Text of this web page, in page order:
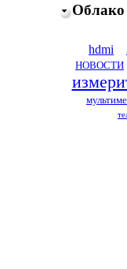
Облако
hdmi
НОВОСТИ